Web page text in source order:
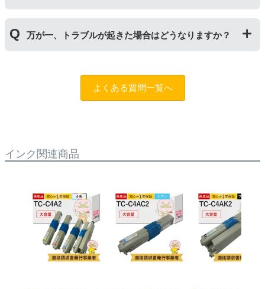
くことで保証期間が2年に延長されます。
保証期間の2年以内に使い切るようお願いいたします。
用未開封の場合であっても対応することができません。
ご購入前に商品の型番などをよくご確認ください。な
ますので、お手数ですが当店までお問い合わせくださ
万が一、トラブルが起きた場合はどうなりますか？
問合フォーム
ふたつの保証」を設けておりますので、ご購入
よくある質問一覧へ
インク関連商品